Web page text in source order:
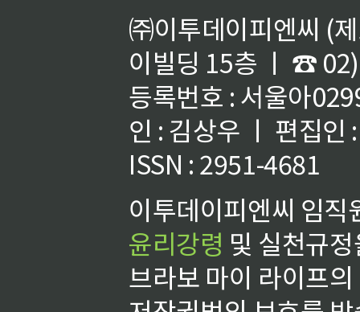
㈜이투데이피엔씨 (
이빌딩 15층 ㅣ ☎
등록번호 : 서울아
인 : 김상우 ㅣ 편집인
ISSN : 2951-4681
이투데이피엔씨 임
윤리강령 및 실천규
브라보 마이 라이프